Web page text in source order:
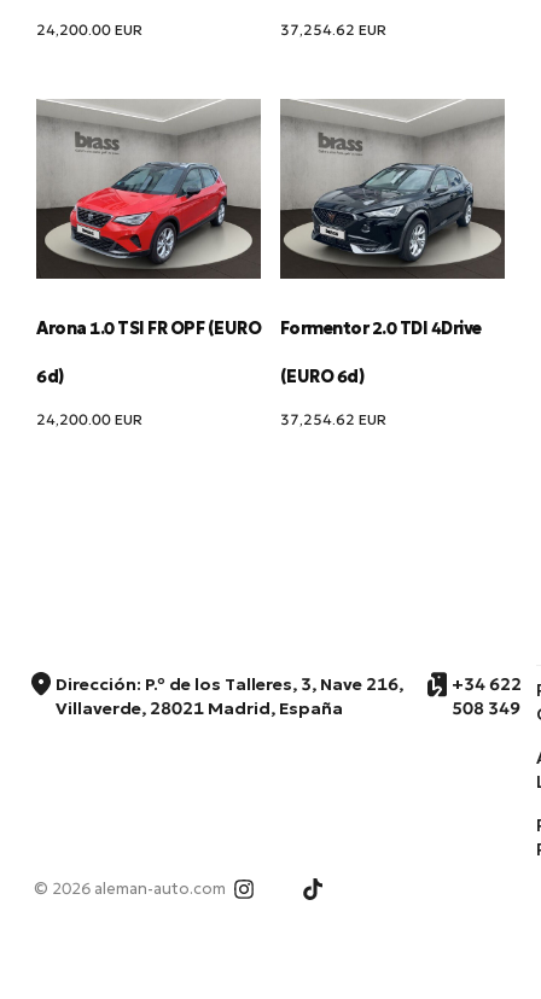
24,200.00 EUR 37,254.62 EUR
Arona 1.0 TSI FR OPF (EURO
6d)
24,200.00 EUR
Formentor 2.0 TDI 4Drive
(EURO 6d)
37,254.62 EUR
Dirección: P.º de los Talleres, 3, Nave 216,
Villaverde, 28021 Madrid, España
+34 622
508 349
© 2026 aleman-auto.com